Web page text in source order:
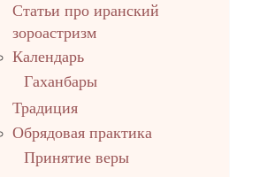
Статьи про иранский
зороастризм
Календарь
Гаханбары
Традиция
Обрядовая практика
Принятие веры